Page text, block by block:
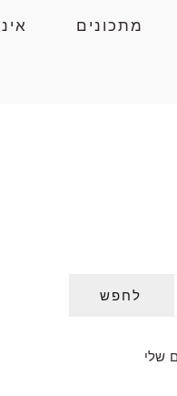
מתכונים